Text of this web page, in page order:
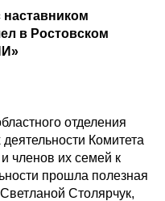
наставником
в Ростовском
отделения
Комитета
членов их семей к
прошла полезная
Столярчук,